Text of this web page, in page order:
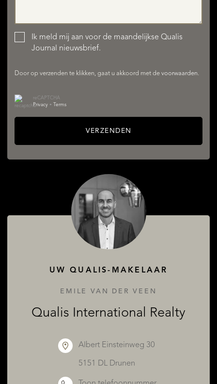
Ik meld mij aan voor de maandelijkse Qualis
Journal nieuwsbrief.
Door op verzenden te klikken, gaat u akkoord met de voorwaarden.
reCAPTCHA
Privacy • Terms
VERZENDEN
UW QUALIS-MAKELAAR
EMILE VAN DER VEEN
Qualis International Realty
Albert Einsteinweg 30
5151 DL Drunen
AANBOD
DIENSTEN